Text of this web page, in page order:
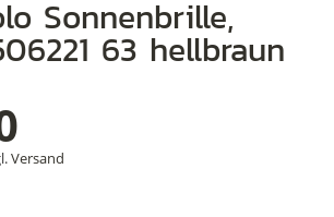
63 hellbraun
Versand